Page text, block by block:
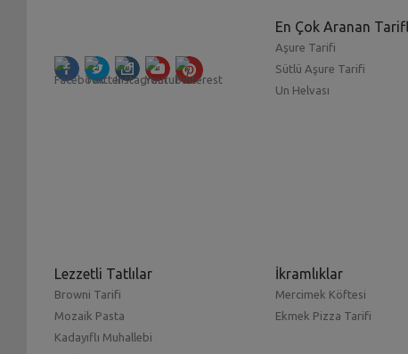
En Çok Aranan
Aşure Tarifi
Sütlü Aşure Tarifi
Un Helvası
Lezzetli Tatlılar
Browni Tarifi
Mozaik Pasta
Kadayıflı Muhallebi
İkramlıklar
Mercimek Köftesi
Ekmek Pizza Tarifi